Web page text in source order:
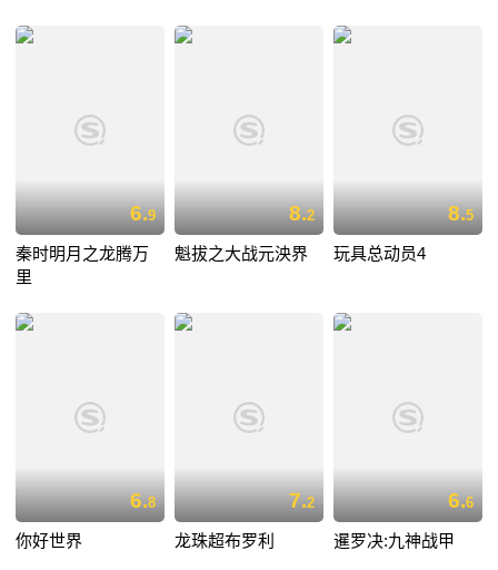
6.9
秦时明月之龙腾万
里
8.2
魁拔之大战元泱界
8.5
玩具总动员4
6.8
你好世界
7.2
龙珠超布罗利
6.6
暹罗决:九神战甲